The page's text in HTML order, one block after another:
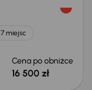
7 miejsc
Cena po obniżce
16 500 zł